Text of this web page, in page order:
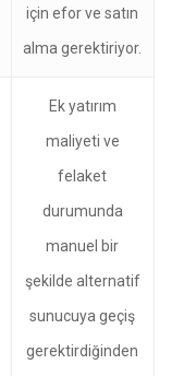
için efor ve satın
alma gerektiriyor.
Ek yatırım
maliyeti ve
felaket
durumunda
manuel bir
şekilde alternatif
sunucuya geçiş
gerektirdiğinden